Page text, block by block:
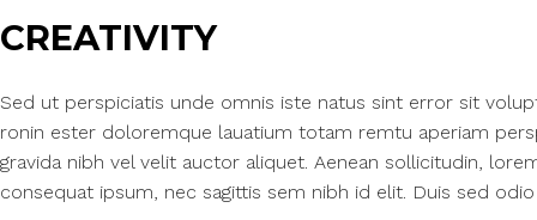
CREATIVITY
Sed ut perspiciatis unde omnis iste natus sint error sit
ronin ester doloremque lauatium totam remtu aperiam
gravida nibh vel velit auctor aliquet. Aenean sollicitudin,
consequat ipsum, nec sagittis sem nibh id elit. Duis sed